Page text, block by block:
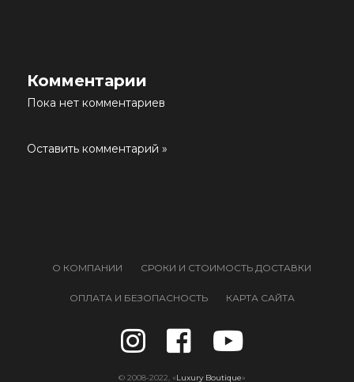
Комментарии
Пока нет комментариев
Оставить комментарий »
О КОМПАНИИ СРОКИ И СТОИМОСТЬ ДОСТАВКИ
ОПЛАТА И БЕЗОПАСНОСТЬ КАРТА САЙТА
© 2008-2022, «Luxury Boutique»